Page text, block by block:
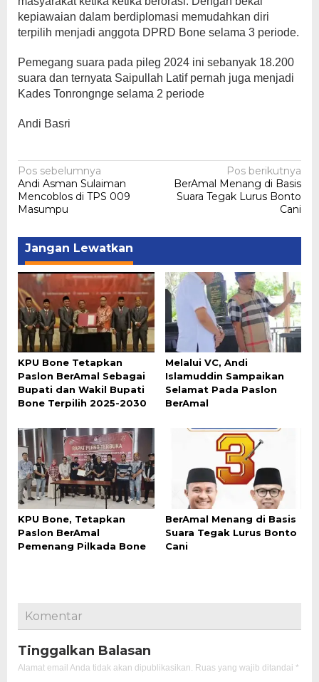
kepiawaian dalam berdiplomasi memudahkan diri
terpilih menjadi anggota DPRD Bone selama 3 periode.
Pemegang suara pada pileg 2024 ini sebanyak 18.200
suara dan ternyata Saipullah Latif pernah juga menjadi
Kades Tonrongnge selama 2 periode
Andi Basri
Navigasi
pos
Pos sebelumnya
Andi Asman Sulaiman
Mencoblos di TPS 009
Masumpu
Pos berikutnya
BerAmal Menang di Basis
Suara Tegak Lurus Bonto
Cani
Jangan Lewatkan
KPU Bone Tetapkan
Paslon BerAmal Sebagai
Bupati dan Wakil Bupati
Bone Terpilih 2025-2030
Melalui VC, Andi
Islamuddin Sampaikan
Selamat Pada Paslon
BerAmal
KPU Bone, Tetapkan
Paslon BerAmal
Pemenang Pilkada Bone
BerAmal Menang di Basis
Suara Tegak Lurus Bonto
Cani
Komentar
Tinggalkan Balasan
Alamat email Anda tidak akan dipublikasikan. Ruas yang wajib ditandai *